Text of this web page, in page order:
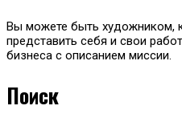
Вы можете быть художником,
представить себя и свои
бизнеса с описанием миссии.
Поиск